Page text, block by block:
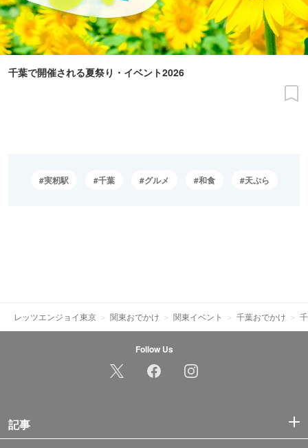
千葉で開催される夏祭り・イベント2026
実籾駅 千葉 グルメ 和食 天ぷら
レッツエンジョイ東京 関東おでかけ 関東イベント 千葉おでかけ
Follow Us
記事